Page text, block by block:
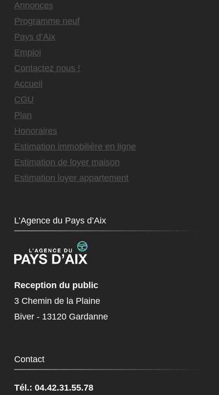
Annonces
Programme neuf
Pays d’Aix
Emploi
Contactez nous !
Accueil
CGU
Plan
Honoraires
Estimation immobilière en ligne
Estimation de loyer maison
Estimation loyer appartement
L’Agence du Pays d’Aix
Reception du public
3 Chemin de la Plaine
Biver - 13120 Gardanne
Contact
Tél.: 04.42.31.55.78